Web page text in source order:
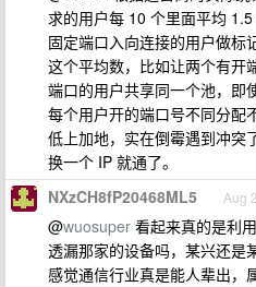
求的用户每 10 个里面平均
固定端口入向连接的用户做标
这个平均数，比如让两个有开
端口的用户共享同一个池，即
每个用户开的端口号不同分配
低上加地，实在倒霉遇到冲突
换一个 IP 就通了。
NXzCH8fP20468ML5 Aug
@wuosuper 看起来真的是利
透漏那家的设备吗，某兴还是
感觉通信行业真是能人辈出，